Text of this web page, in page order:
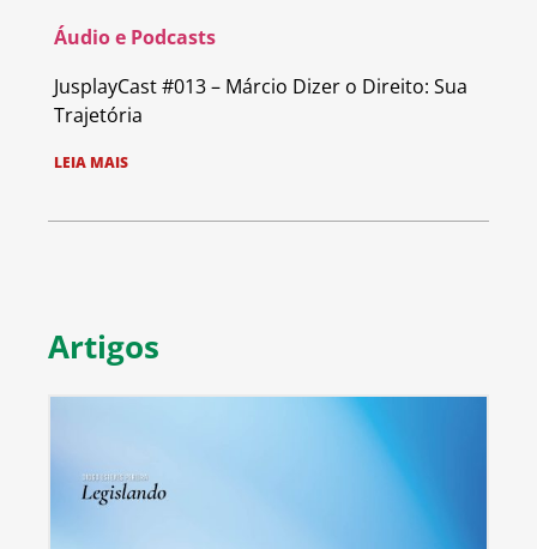
Áudio e Podcasts
JusplayCast #013 – Márcio Dizer o Direito: Sua
Trajetória
LEIA MAIS
Artigos